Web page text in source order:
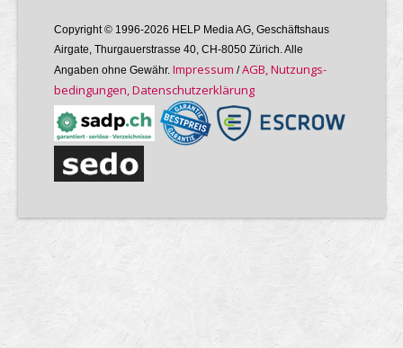
Copyright © 1996-2026 HELP Media AG, Geschäftshaus
Airgate, Thurgauer­strasse 40, CH-8050 Zürich. Alle
Angaben ohne Gewähr. Im­pres­sum /AGB, Nutzungs­
bedin­gungen, Daten­schutz­er­klärung